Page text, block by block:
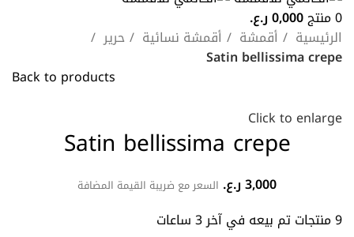
0منتج0,000ر.ع.
الرئيسية
أقمشة أقمشة نسائية
حرير
Satin bellissima crepe
Back to products
Click to enlarge
Satin bellissima crepe
3,000ر.ع. السعر مع ضريبة القيمة المضافة
9منتجات تم بيعه في آخر 3 ساعات